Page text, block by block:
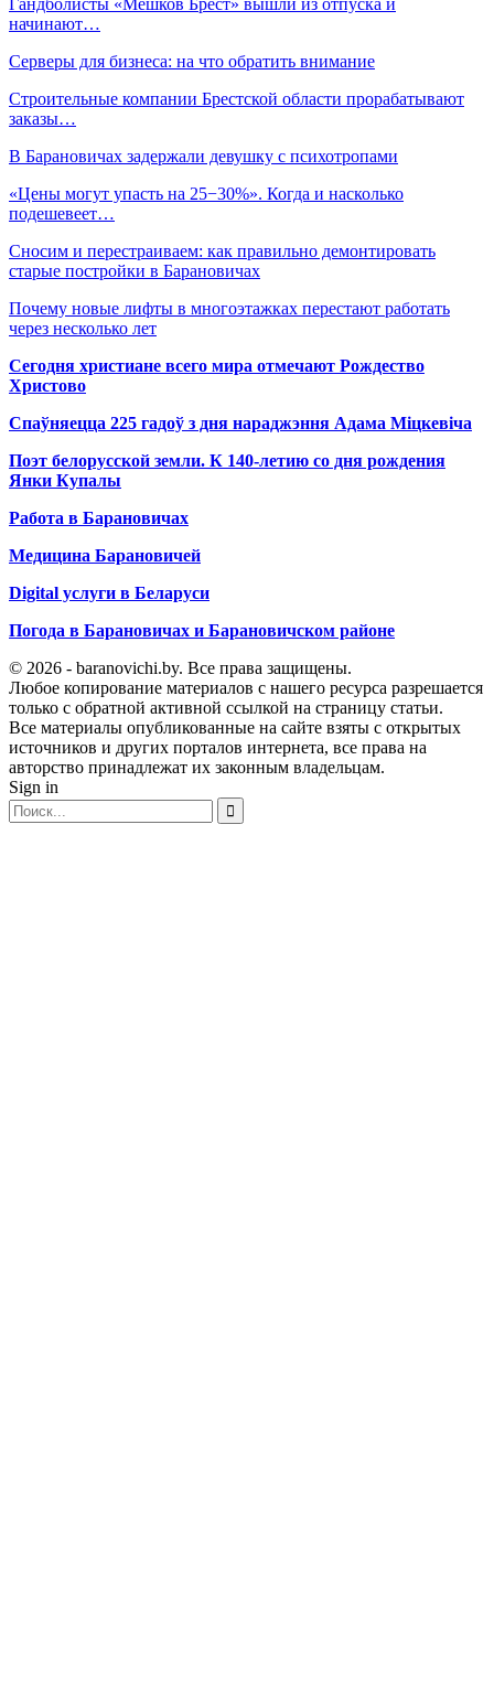
начинают…
Серверы для бизнеса: на что обратить внимание
Строительные компании Брестской области прорабатывают
заказы…
В Барановичах задержали девушку с психотропами
«Цены могут упасть на 25−30%». Когда и насколько
подешевеет…
Сносим и перестраиваем: как правильно демонтировать
старые постройки в Барановичах
Почему новые лифты в многоэтажках перестают работать
через несколько лет
Сегодня христиане всего мира отмечают Рождество
Христово
Спаўняецца 225 гадоў з дня нараджэння Адама Міцкевіча
Поэт белорусской земли. К 140-летию со дня рождения
Янки Купалы
Работа в Барановичах
Медицина Барановичей
Digital услуги в Беларуси
Погода в Барановичах и Барановичском районе
© 2026 - baranovichi.by. Все права защищены.
Любое копирование материалов с нашего ресурса разрешается
только с обратной активной ссылкой на страницу статьи.
Все материалы опубликованные на сайте взяты с открытых
источников и других порталов интернета, все права на
авторство принадлежат их законным владельцам.
Sign in